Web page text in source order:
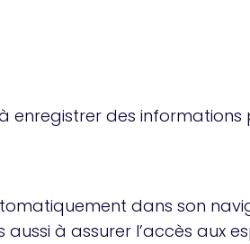
enregistrer des
dans son
à assurer l’accès aux